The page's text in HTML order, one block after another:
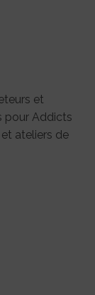
et
pour Addicts
ateliers de